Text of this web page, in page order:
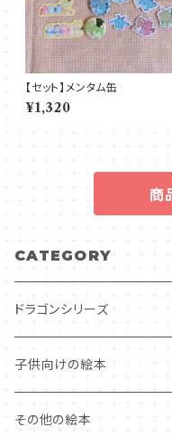
【セット】メンタム缶
¥1,320
商
CATEGORY
ドラゴンシリーズ
子供向けの絵本
その他の絵本